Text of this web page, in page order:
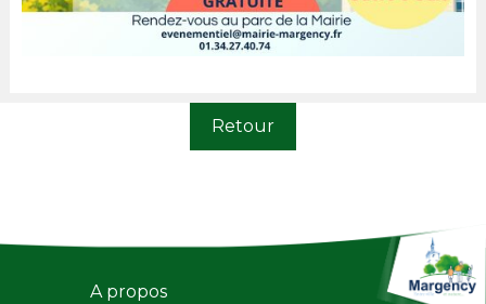
Retour
A propos